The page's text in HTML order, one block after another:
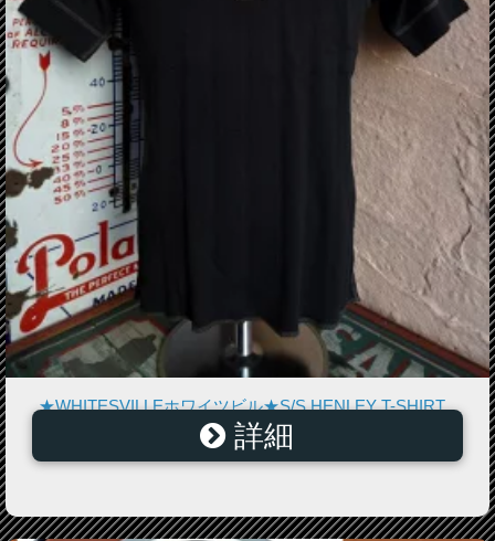
★WHITESVILLEホワイツビル★S/S HENLEY T-SHIRT
WV-74988フラットシーマ縫製ハリヌキヘンリーTシャツ
詳細